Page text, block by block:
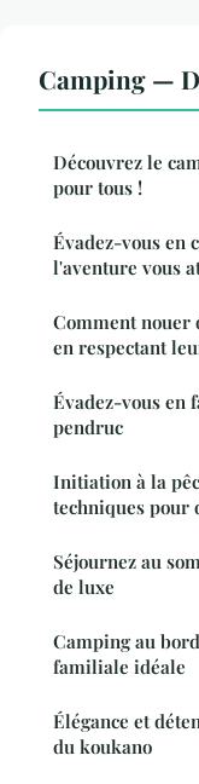
Camping —
Découvrez le
pour tous !
Évadez-vous en
l'aventure vous
Comment nouer
en respectant
Évadez-vous en
pendruc
Initiation à la
techniques pour
Séjournez au
de luxe
Camping au
familiale idéale
Élégance et
du koukano